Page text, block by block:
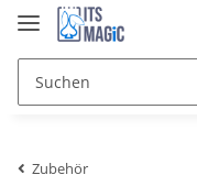
Zubehör